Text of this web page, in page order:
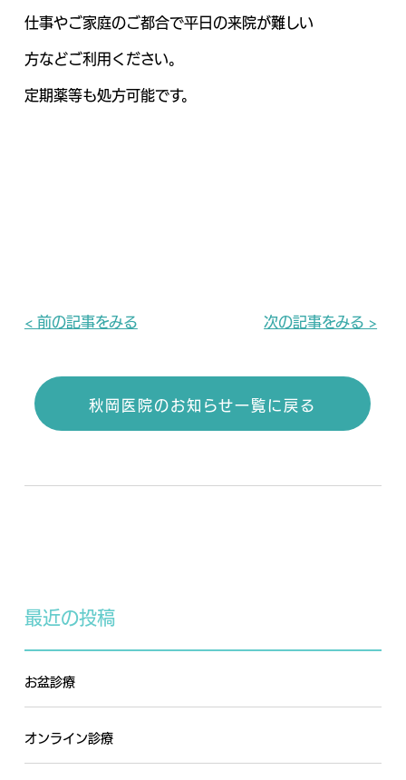
仕事やご家庭のご都合で平日の来院が難しい
方などご利用ください。
定期薬等も処方可能です。
< 前の記事をみる 次の記事をみる >
秋岡医院のお知らせ一覧に戻る
最近の投稿
お盆診療
オンライン診療